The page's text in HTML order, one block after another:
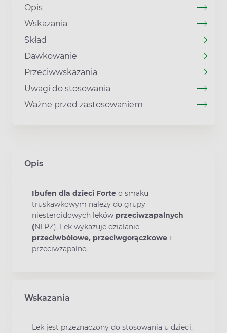
Opis
Wskazania
Skład
Dawkowanie
Przeciwwskazania
Uwagi do stosowania
Ważne przed zastosowaniem
Opis
Ibufen dla dzieci Forte o smaku
truskawkowym należy do grupy
niesteroidowych leków przeciwzapalnych
(NLPZ). Lek wykazuje działanie
przeciwbólowe, przeciwgorączkowe i
przeciwzapalne.
Wskazania
Lek jest przeznaczony do stosowania u dzieci,